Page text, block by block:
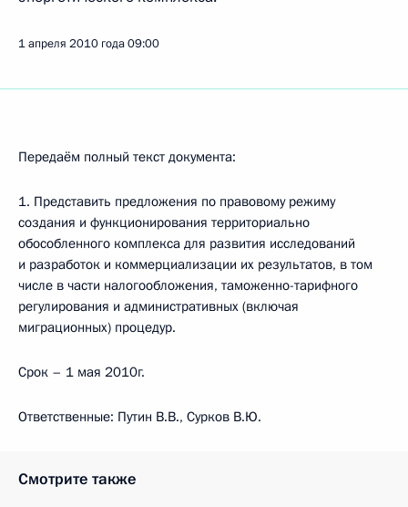
1 апреля 2010 года09:00
Передаём полный текст документа:
1. Представить предложения по правовому режиму
создания и функционирования территориально
обособленного комплекса для развития исследований
и разработок и коммерциализации их результатов, в том
числе в части налогообложения, таможенно-тарифного
регулирования и административных (включая
миграционных) процедур.
Срок – 1 мая 2010г.
Ответственные: Путин В.В., Сурков В.Ю.
Смотрите также